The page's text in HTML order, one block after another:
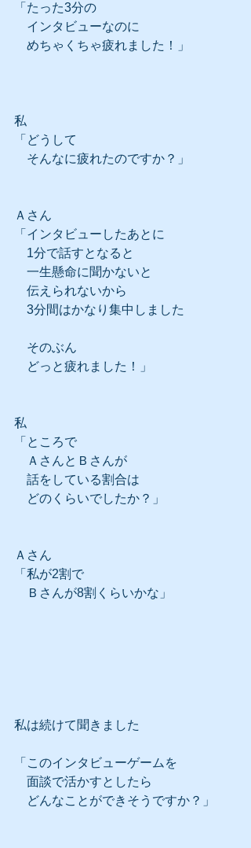
「たった3分の
インタビューなのに
めちゃくちゃ疲れました！」
私
「どうして
そんなに疲れたのですか？」
Ａさん
「インタビューしたあとに
1分で話すとなると
一生懸命に聞かないと
伝えられないから
3分間はかなり集中しました
そのぶん
どっと疲れました！」
私
「ところで
ＡさんとＢさんが
話をしている割合は
どのくらいでしたか？」
Ａさん
「私が2割で
Ｂさんが8割くらいかな」
私は続けて聞きました
「このインタビューゲームを
面談で活かすとしたら
どんなことができそうですか？」